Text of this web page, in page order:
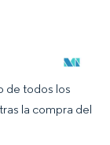
CC BY 4.0.
de todos los
la compra del